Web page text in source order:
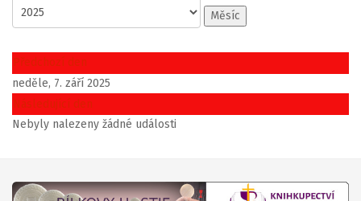
Měsíc
Předchozí den
neděle, 7. září 2025
Následující den
Nebyly nalezeny žádné události